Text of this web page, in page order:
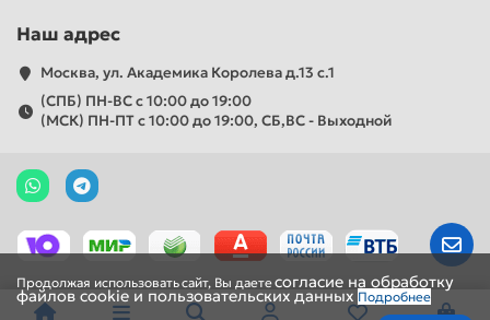
Продолжая использоватьсайт, Вы даетесогласие на обработку
файлов cookie и пользовательских данных Подробнее
Наш адрес
Москва, ул. Академика Королева д.13 с.1
(СПБ) ПН-ВС с 10:00 до 19:00
(МСК) ПН-ПТ с 10:00 до 19:00, СБ,ВС - Выходной